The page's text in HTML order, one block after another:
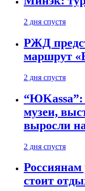
2 дня спустя
РЖД
маршрут
2 дня спустя
“ЮKassa”:
музеи,
выросли
2 дня спустя
Россиянам
стоит